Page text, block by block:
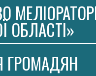
ОБЛАСТІ»
ГРОМАДЯН